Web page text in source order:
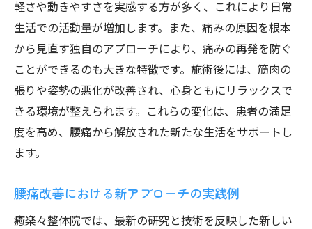
軽さや動きやすさを実感する方が多く、これにより日常
生活での活動量が増加します。また、痛みの原因を根本
から見直す独自のアプローチにより、痛みの再発を防ぐ
ことができるのも大きな特徴です。施術後には、筋肉の
張りや姿勢の悪化が改善され、心身ともにリラックスで
きる環境が整えられます。これらの変化は、患者の満足
度を高め、腰痛から解放された新たな生活をサポートし
ます。
腰痛改善における新アプローチの実践例
癒楽々整体院では、最新の研究と技術を反映した新しい